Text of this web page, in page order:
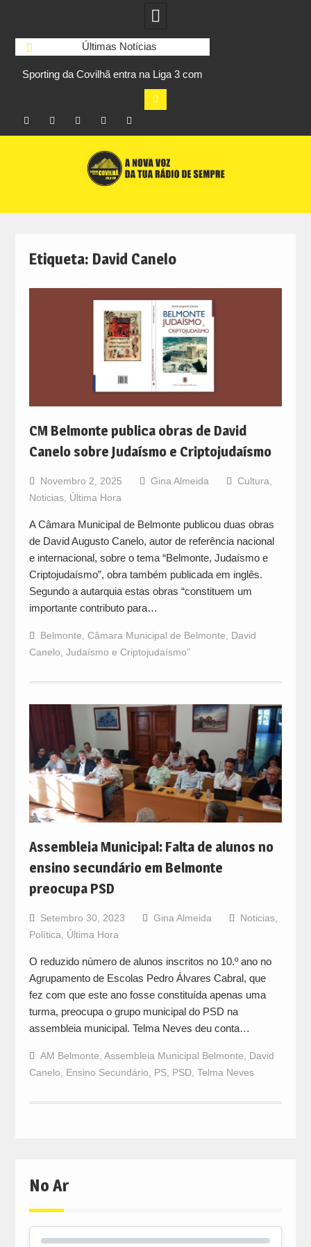
Últimas Notícias
Sporting da Covilhã entra na Liga 3 com
vitória por 2-0 frente ao UD Santarém
RCC
Ar
Etiqueta: David Canelo
CM Belmonte publica obras de David
Canelo sobre Judaísmo e Criptojudaísmo
Novembro 2, 2025 Gina Almeida Cultura
Noticias, Última Hora
A Câmara Municipal de Belmonte publicou duas obras
de David Augusto Canelo, autor de referência nacional
e internacional, sobre o tema “Belmonte, Judaísmo e
Criptojudaísmo”, obra também publicada em inglês.
Segundo a autarquia estas obras “constituem um
importante contributo para…
Belmonte Câmara Municipal de Belmonte
David
Canelo Judaísmo e Criptojudaísmo”
Assembleia Municipal: Falta de alunos no
ensino secundário em Belmonte
preocupa PSD
Setembro 30, 2023 Gina Almeida Noticias,
Política, Última Hora
O reduzido número de alunos inscritos no 10.º ano no
Agrupamento de Escolas Pedro Álvares Cabral, que
fez com que este ano fosse constituída apenas uma
turma, preocupa o grupo municipal do PSD na
assembleia municipal. Telma Neves deu conta…
AM Belmonte, Assembleia Municipal Belmonte, David
Canelo, Ensino Secundário, PS, PSD, Telma Neves
No Ar